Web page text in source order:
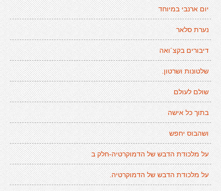
יום ארנבי במיוחד
נערת סלאר
דיבורים בקצ´ואה
שלטונות ושרטון.
שולם לעולם
בתוך כל אישה
ושהבוס יחפש
על מלכודת הדבש של הדמוקרטיה-חלק ב
על מלכודת הדבש של הדמוקרטיה.